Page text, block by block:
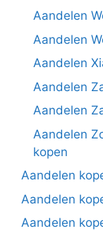
Aandelen
Aandelen
Aandelen
Aandelen
Aandelen
Aandelen
kopen
Aandelen
Aandelen
Aandelen